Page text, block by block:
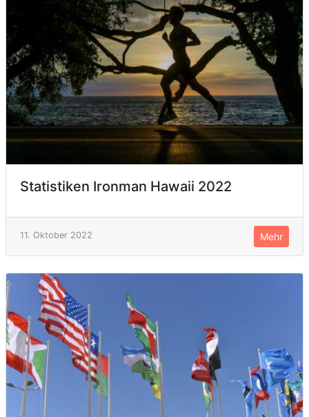
Statistiken Ironman Hawaii 2022
11. Oktober 2022 Mehr